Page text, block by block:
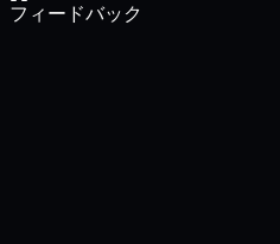
フィードバック